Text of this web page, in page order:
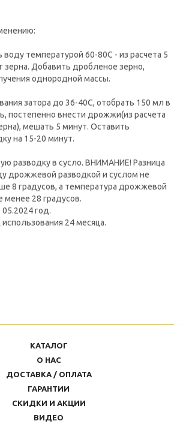
воду температурой 60-80С - из расчета 5
зерна. Добавить дробленое зерно,
однородной массы.
затора до 36-40С, отобрать 150 мл в
постепенно внести дрожжи(из расчета
мешать 5 минут. Оставить
на 15-20 минут.
разводку в сусло. ВНИМАНИЕ! Разница
дрожжевой разводкой и суслом не
8 градусов, а температура дрожжевой
менее 28 градусов.
год.
24 месяца.
КАТАЛОГ
О НАС
ДОСТАВКА / ОПЛАТА
ГАРАНТИИ
СКИДКИ И АКЦИИ
ВИДЕО